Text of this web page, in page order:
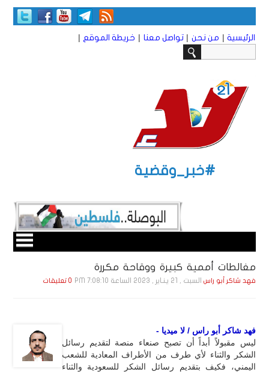
الرئيسية | من نحن | تواصل معنا | خريطة الموقع |
#خبر_وقضية
مغالطات أممية كبيرة ووقاحة مكررة
فهد شاكر أبو راس السبت , 21 يـنـاير , 2023 الساعة 7:08:10 PM 0 تعليقات
فهد شاكر أبو راس / لا ميديا -
ليس مقبولاً أبداً أن تصبح صنعاء منصة لتقديم رسائل
الشكر والثناء لأي طرف من الأطراف المعادية للشعب
اليمني، فكيف بتقديم رسائل الشكر للسعودية والثناء